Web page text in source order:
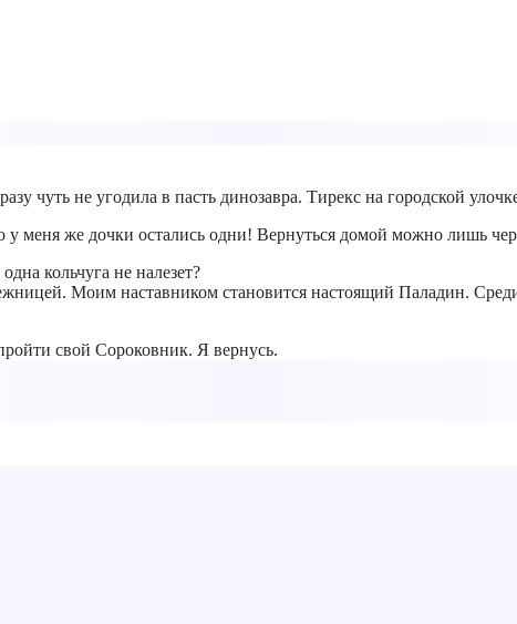
чуть не угодила в пасть динозавра. Тирекс на городской
же дочки остались одни! Вернуться домой можно лишь
кольчуга не налезет?
Моим наставником становится настоящий Паладин.
свой Сороковник. Я вернусь.